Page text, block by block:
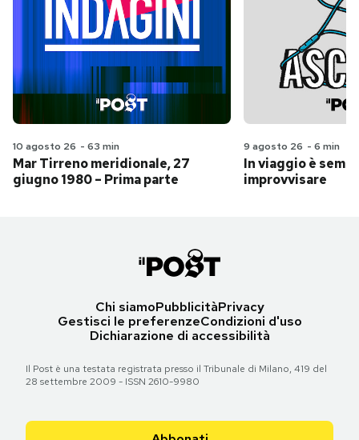
10 agosto 26 - 63 min
Mar Tirreno meridionale, 27
giugno 1980 – Prima parte
9 agosto 26 - 6 min
In viaggio è
improvvisare
Chi siamoPubblicitàPrivacy
Gestisci le preferenzeCondizioni d'uso
Dichiarazione di accessibilità
Il Post è una testata registrata presso il Tribunale di Milano, 419 del
28 settembre 2009 - ISSN 2610-9980